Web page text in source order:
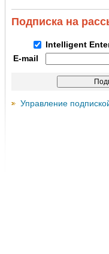
Подписка на
Intelligent
E-mail
Управление